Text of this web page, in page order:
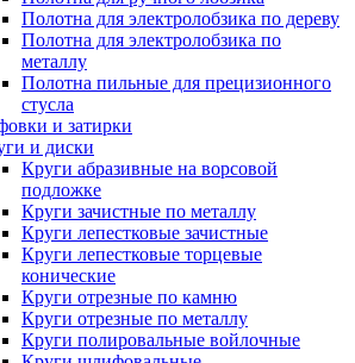
Полотна для электролобзика по дереву
Полотна для электролобзика по
металлу
Полотна пильные для прецизионного
стусла
и затирки
и диски
Круги абразивные на ворсовой
подложке
Круги зачистные по металлу
Круги лепестковые зачистные
Круги лепестковые торцевые
конические
Круги отрезные по камню
Круги отрезные по металлу
Круги полировальные войлочные